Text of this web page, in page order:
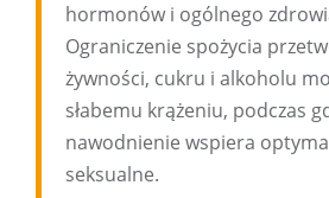
hormonów i ogólnego
Ograniczenie spożycia
żywności, cukru i alkoholu
słabemu krążeniu, podczas
nawodnienie wspiera
seksualne.